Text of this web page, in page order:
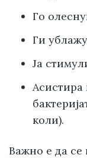
Го
Ги
Ја
Асистира
коли).
Важно е да се